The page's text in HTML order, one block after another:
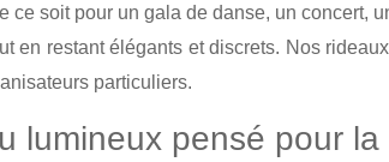
ce soit pour un gala de danse, un concert,
en restant élégants et discrets. Nos
particuliers.
lumineux pensé pour la